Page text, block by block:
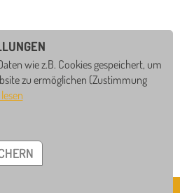
wie z.B. Cookies gespeichert, um
zu ermöglichen (Zustimmung